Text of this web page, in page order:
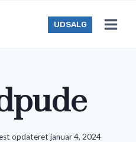
UDSALG
opdateret januar 4, 2024